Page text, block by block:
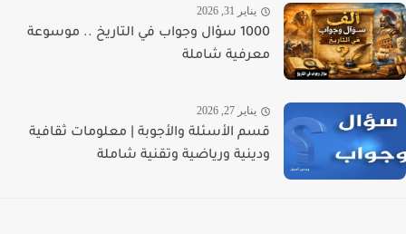
يناير 31, 2026
1000 سؤال وجواب في التاريخ .. موسوعة
معرفية شاملة
يناير 27, 2026
قسم الأسئلة والأجوبة | معلومات ثقافية
ودينية ورياضية وتقنية شاملة